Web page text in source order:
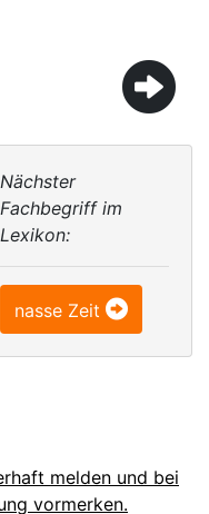
Nächster
Fachbegriff im
Lexikon:
nasse Zeit
melden und bei
vormerken.